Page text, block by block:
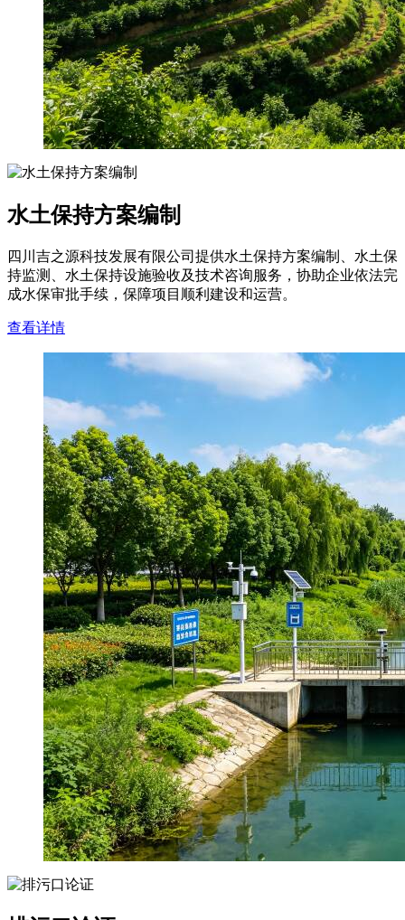
水土保持方案编制
四川吉之源科技发展有限公司提供水土保持方案编制、水土保
持监测、水土保持设施验收及技术咨询服务，协助企业依法完
成水保审批手续，保障项目顺利建设和运营。
查看详情